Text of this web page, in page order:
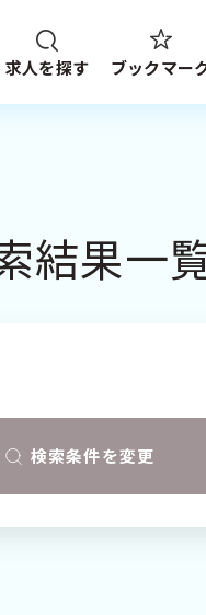
求人を探す ブックマー
結果一
検索条件を変更